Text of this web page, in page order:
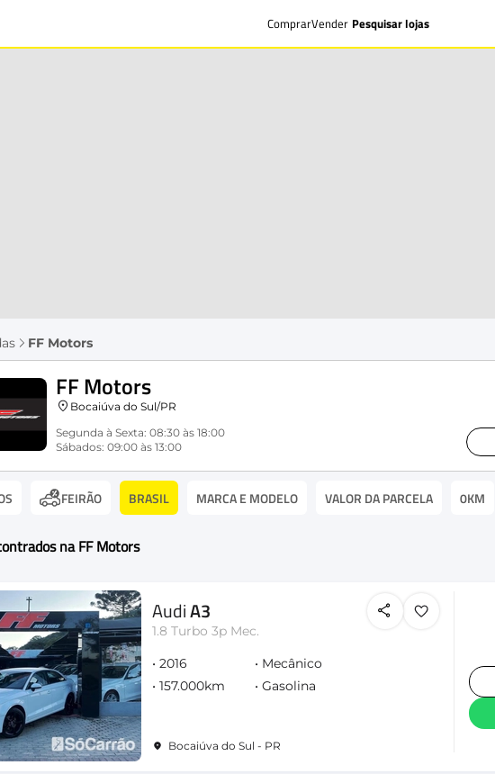
ComprarVender Pesquisar lojas
FF Motors
FF Motors
Bocaiúva do Sul/PR
Segunda à Sexta: 08:30 às 18:00
Sábados: 09:00 às 13:00
FEIRÃO BRASIL MARCA E MODELO VALOR DA PARCELA 0KM
na FF Motors
AudiA3
1.8 Turbo 3p Mec.
2016
Mecânico
157.000km
Gasolina
Bocaiúva do Sul - PR